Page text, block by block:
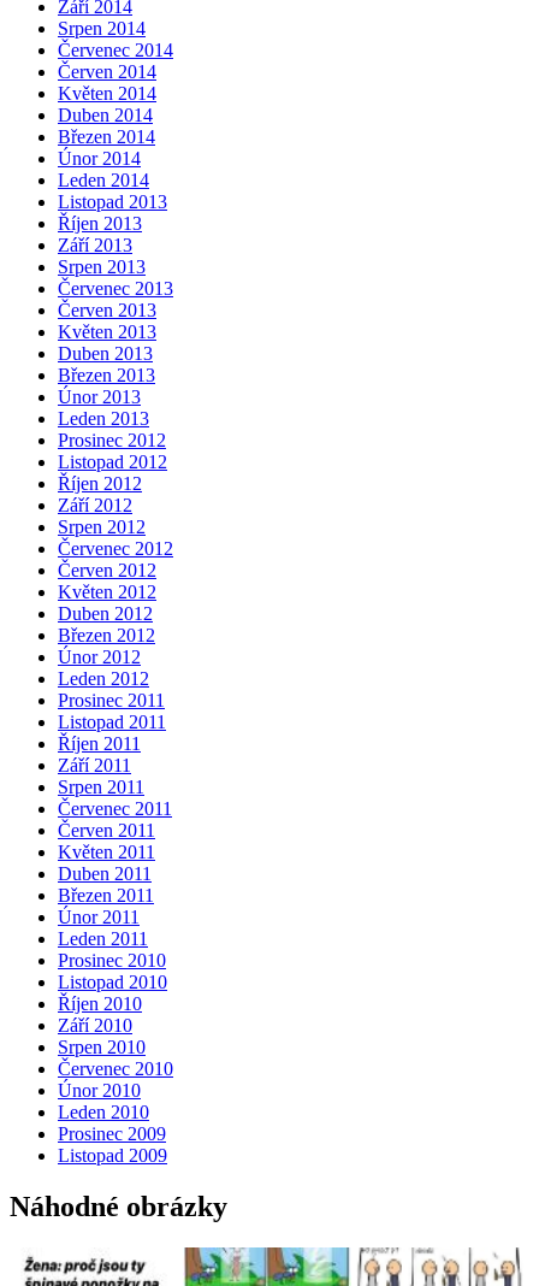
Září 2014
Srpen 2014
Červenec 2014
Červen 2014
Květen 2014
Duben 2014
Březen 2014
Únor 2014
Leden 2014
Listopad 2013
Říjen 2013
Září 2013
Srpen 2013
Červenec 2013
Červen 2013
Květen 2013
Duben 2013
Březen 2013
Únor 2013
Leden 2013
Prosinec 2012
Listopad 2012
Říjen 2012
Září 2012
Srpen 2012
Červenec 2012
Červen 2012
Květen 2012
Duben 2012
Březen 2012
Únor 2012
Leden 2012
Prosinec 2011
Listopad 2011
Říjen 2011
Září 2011
Srpen 2011
Červenec 2011
Červen 2011
Květen 2011
Duben 2011
Březen 2011
Únor 2011
Leden 2011
Prosinec 2010
Listopad 2010
Říjen 2010
Září 2010
Srpen 2010
Červenec 2010
Únor 2010
Leden 2010
Prosinec 2009
Listopad 2009
Náhodné obrázky